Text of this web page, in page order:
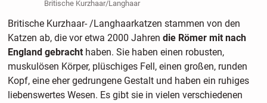
Britische Kurzhaar/Langhaar
Britische Kurzhaar- /Langhaarkatzen stammen von den
Katzen ab, die vor etwa 2000 Jahren die Römer mit nach
England gebrachthaben. Sie haben einen robusten,
muskulösen Körper, plüschiges Fell, einen großen, runden
Kopf, eine eher gedrungene Gestalt und haben ein ruhiges
liebenswertes Wesen. Es gibt sie in vielen verschiedenen